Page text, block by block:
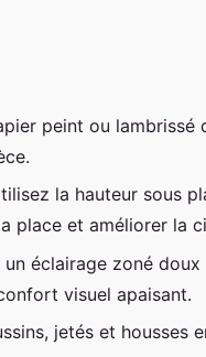
peint ou
la hauteur sous
place et améliorer la
éclairage zoné
visuel apaisant.
jetés et housses